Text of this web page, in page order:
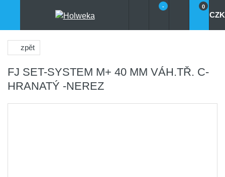
- 0
CZK
zpět
FJ SET-SYSTEM M+ 40 MM VÁH.TŘ. C-
HRANATÝ -NEREZ